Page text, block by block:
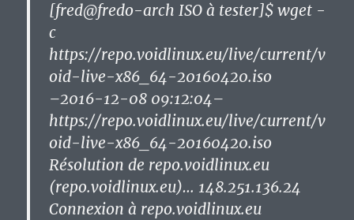
[fred@fredo-arch ISO à tester]$ wget -
c
https://repo.voidlinux.eu/live/current/v
oid-live-x86_64-20160420.iso
–2016-12-08 09:12:04–
https://repo.voidlinux.eu/live/current/v
oid-live-x86_64-20160420.iso
Résolution de repo.voidlinux.eu
(repo.voidlinux.eu)… 148.251.136.24
Connexion à repo.voidlinux.eu